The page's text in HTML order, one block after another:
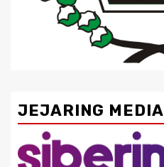
JEJARING MEDIA